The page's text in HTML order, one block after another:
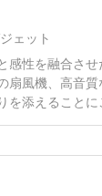
ェット
性を融合さ
風機、高音
添えることに